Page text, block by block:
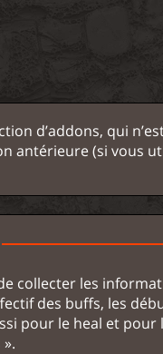
d’addons, qui
antérieure (si vous
collecter les
des buffs, les
pour le heal et pour